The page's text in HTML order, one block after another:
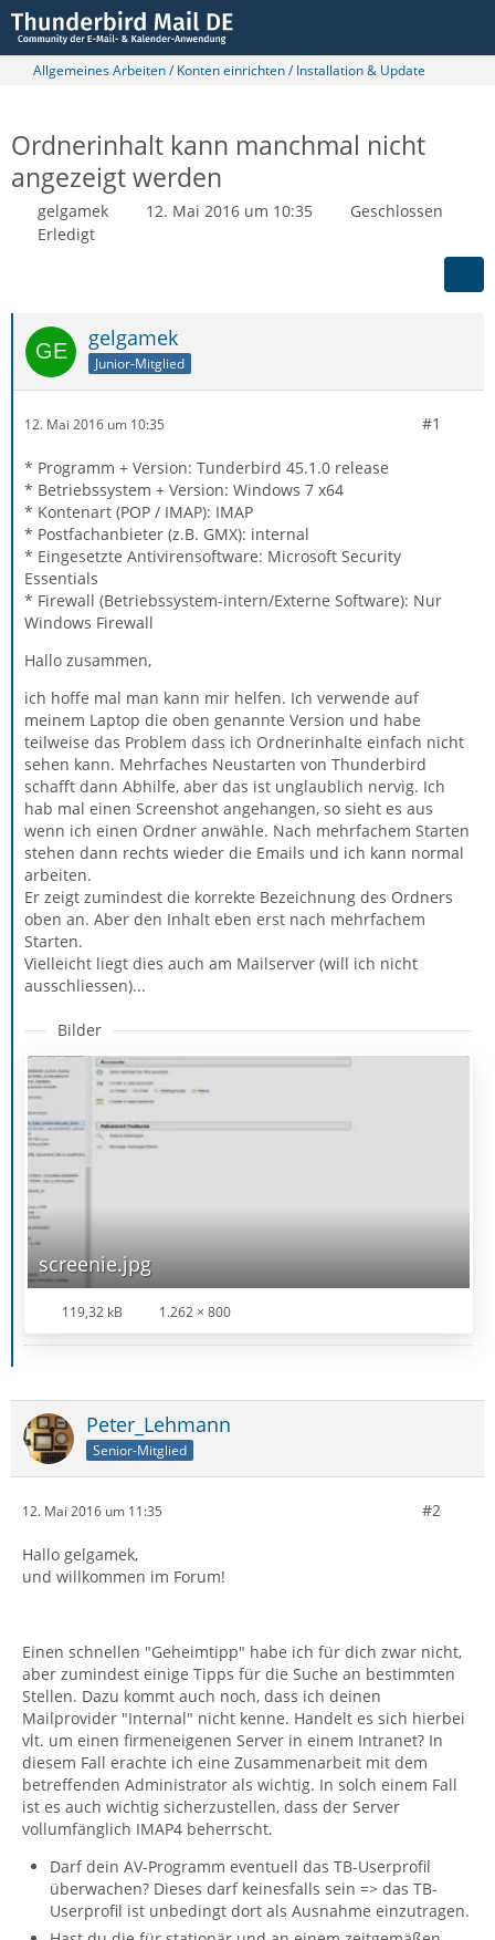
Allgemeines Arbeiten / Konten einrichten / Installation & Update
Ordnerinhalt kann manchmal nicht
angezeigt werden
gelgamek 12. Mai 2016 um 10:35
Geschlossen
Erledigt
gelgamek
Junior-Mitglied
12. Mai 2016 um 10:35 #1
* Programm + Version: Tunderbird 45.1.0 release
* Betriebssystem + Version: Windows 7 x64
* Kontenart (POP / IMAP): IMAP
* Postfachanbieter (z.B. GMX): internal
* Eingesetzte Antivirensoftware: Microsoft Security
Essentials
* Firewall (Betriebssystem-intern/Externe Software): Nur
Windows Firewall
Hallo zusammen,
ich hoffe mal man kann mir helfen. Ich verwende auf
meinem Laptop die oben genannte Version und habe
teilweise das Problem dass ich Ordnerinhalte einfach nicht
sehen kann. Mehrfaches Neustarten von Thunderbird
schafft dann Abhilfe, aber das ist unglaublich nervig. Ich
hab mal einen Screenshot angehangen, so sieht es aus
wenn ich einen Ordner anwähle. Nach mehrfachem Starten
stehen dann rechts wieder die Emails und ich kann normal
arbeiten.
Er zeigt zumindest die korrekte Bezeichnung des Ordners
oben an. Aber den Inhalt eben erst nach mehrfachem
Starten.
Vielleicht liegt dies auch am Mailserver (will ich nicht
ausschliessen)...
Bilder
screenie.jpg
119,32 kB 1.262 × 800
Peter_Lehmann
Senior-Mitglied
12. Mai 2016 um 11:35 #2
Hallo gelgamek,
und willkommen im Forum!
Einen schnellen "Geheimtipp" habe ich für dich zwar nicht,
aber zumindest einige Tipps für die Suche an bestimmten
Stellen. Dazu kommt auch noch, dass ich deinen
Mailprovider "Internal" nicht kenne. Handelt es sich hierbei
vlt. um einen firmeneigenen Server in einem Intranet? In
diesem Fall erachte ich eine Zusammenarbeit mit dem
betreffenden Administrator als wichtig. In solch einem Fall
ist es auch wichtig sicherzustellen, dass der Server
vollumfänglich IMAP4 beherrscht.
Darf dein AV-Programm eventuell das TB-Userprofil
überwachen? Dieses darf keinesfalls sein => das TB-
Userprofil ist unbedingt dort als Ausnahme einzutragen.